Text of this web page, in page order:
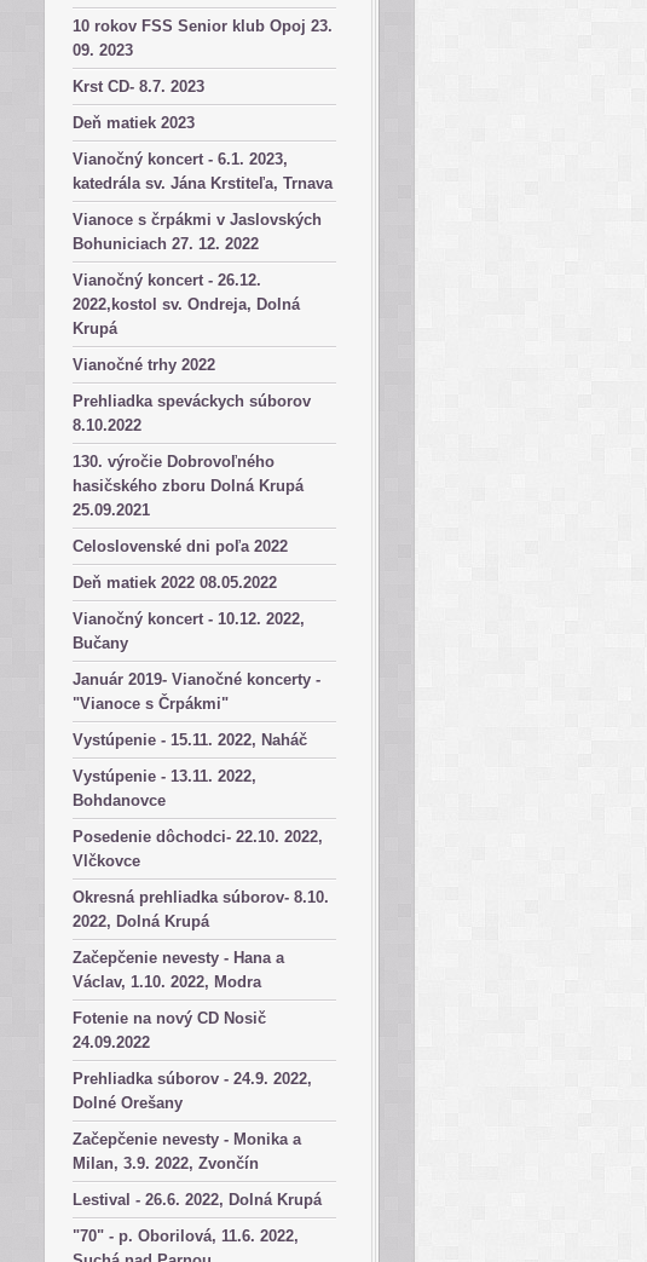
10 rokov FSS Senior klub Opoj 23.
09. 2023
Krst CD- 8.7. 2023
Deň matiek 2023
Vianočný koncert - 6.1. 2023,
katedrála sv. Jána Krstiteľa, Trnava
Vianoce s črpákmi v Jaslovských
Bohuniciach 27. 12. 2022
Vianočný koncert - 26.12.
2022,kostol sv. Ondreja, Dolná
Krupá
Vianočné trhy 2022
Prehliadka speváckych súborov
8.10.2022
130. výročie Dobrovoľného
hasičského zboru Dolná Krupá
25.09.2021
Celoslovenské dni poľa 2022
Deň matiek 2022 08.05.2022
Vianočný koncert - 10.12. 2022,
Bučany
Január 2019- Vianočné koncerty -
"Vianoce s Črpákmi"
Vystúpenie - 15.11. 2022, Naháč
Vystúpenie - 13.11. 2022,
Bohdanovce
Posedenie dôchodci- 22.10. 2022,
Vlčkovce
Okresná prehliadka súborov- 8.10.
2022, Dolná Krupá
Začepčenie nevesty - Hana a
Václav, 1.10. 2022, Modra
Fotenie na nový CD Nosič
24.09.2022
Prehliadka súborov - 24.9. 2022,
Dolné Orešany
Začepčenie nevesty - Monika a
Milan, 3.9. 2022, Zvončín
Lestival - 26.6. 2022, Dolná Krupá
"70" - p. Oborilová, 11.6. 2022,